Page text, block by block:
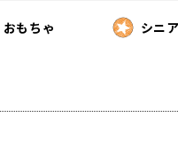
おもちゃ シニ